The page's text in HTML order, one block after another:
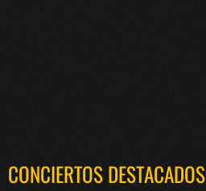
CONCIERTOS DESTACADOS